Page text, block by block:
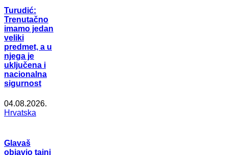
Turudić:
Trenutačno
imamo jedan
veliki
predmet, a u
njega je
uključena i
nacionalna
sigurnost
04.08.2026.
Hrvatska
Glavaš
objavio tajni